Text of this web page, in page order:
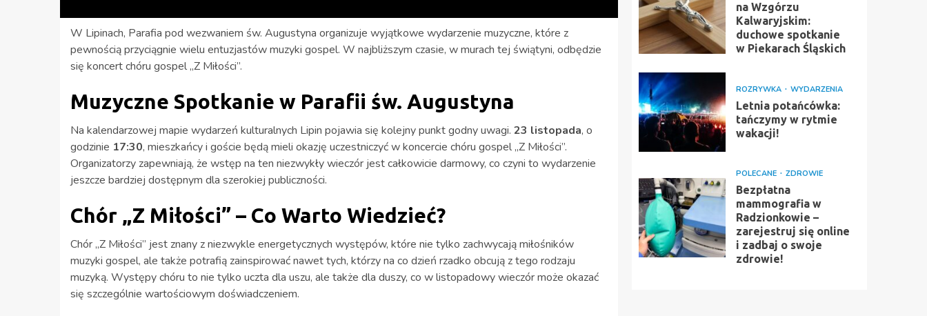
W Lipinach, Parafia pod wezwaniem św. Augustyna organizuje wyjątkowe wydarzenie muzyczne, które z
pewnością przyciągnie wielu entuzjastów muzyki gospel. W najbliższym czasie, w murach tej świątyni, odbędzie
się koncert chóru gospel „Z Miłości”.
Muzyczne Spotkanie w Parafii św. Augustyna
Na kalendarzowej mapie wydarzeń kulturalnych Lipin pojawia się kolejny punkt godny uwagi. 23 listopada, o
godzinie 17:30, mieszkańcy i goście będą mieli okazję uczestniczyć w koncercie chóru gospel „Z Miłości”.
Organizatorzy zapewniają, że wstęp na ten niezwykły wieczór jest całkowicie darmowy, co czyni to wydarzenie
jeszcze bardziej dostępnym dla szerokiej publiczności.
Chór „Z Miłości” – Co Warto Wiedzieć?
Chór „Z Miłości” jest znany z niezwykle energetycznych występów, które nie tylko zachwycają miłośników
muzyki gospel, ale także potrafią zainspirować nawet tych, którzy na co dzień rzadko obcują z tego rodzaju
muzyką. Występy chóru to nie tylko uczta dla uszu, ale także dla duszy, co w listopadowy wieczór może okazać
się szczególnie wartościowym doświadczeniem.
na Wzgórzu
Kalwaryjskim:
duchowe spotkanie
w Piekarach Śląskich
ROZRYWKA WYDARZENIA
Letnia potańcówka:
tańczymy w rytmie
wakacji!
POLECANE ZDROWIE
Bezpłatna
mammografia w
Radzionkowie –
zarejestruj się online
i zadbaj o swoje
zdrowie!